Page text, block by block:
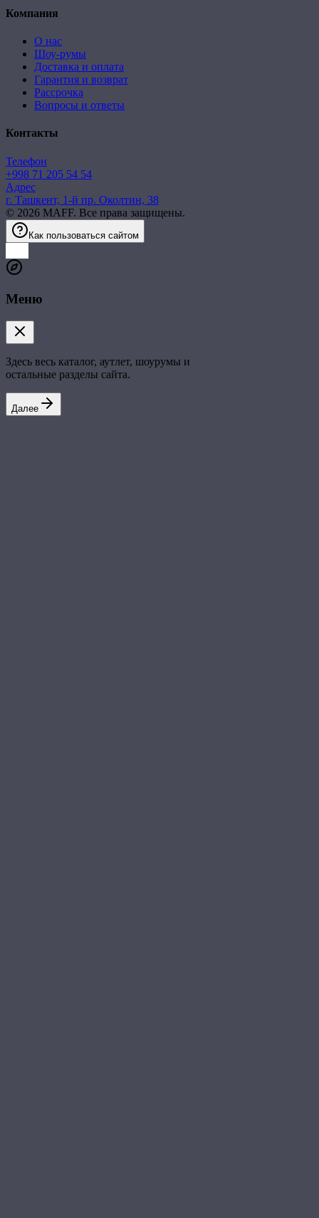
Компания
О нас
Шоу-румы
Доставка и оплата
Гарантия и возврат
Рассрочка
Вопросы и ответы
Контакты
Телефон
+998 71 205 54 54
Адрес
г. Ташкент, 1-й пр. Околтин, 38
© 2026 MAFF. Все права защищены.
Как пользоваться сайтом
Меню
Здесь весь каталог, аутлет, шоурумы и
остальные разделы сайта.
Далее